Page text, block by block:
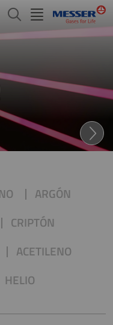
(Ne): LIGERO COMO
ARGÓN
CRIPTÓN
ACETILENO
HELIO